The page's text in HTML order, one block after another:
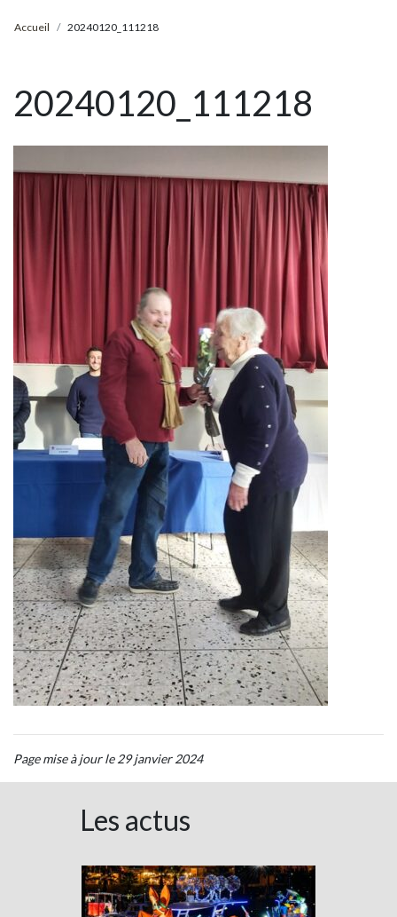
Accueil 20240120_111218
20240120_111218
Page mise à jour le 29 janvier 2024
Les actus